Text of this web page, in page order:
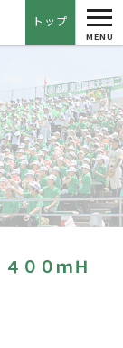
トップ
MENU
００ｍＨ